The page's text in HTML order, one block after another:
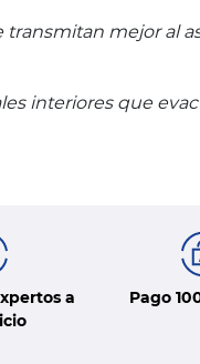
mejor al
interiores que
a
Pago